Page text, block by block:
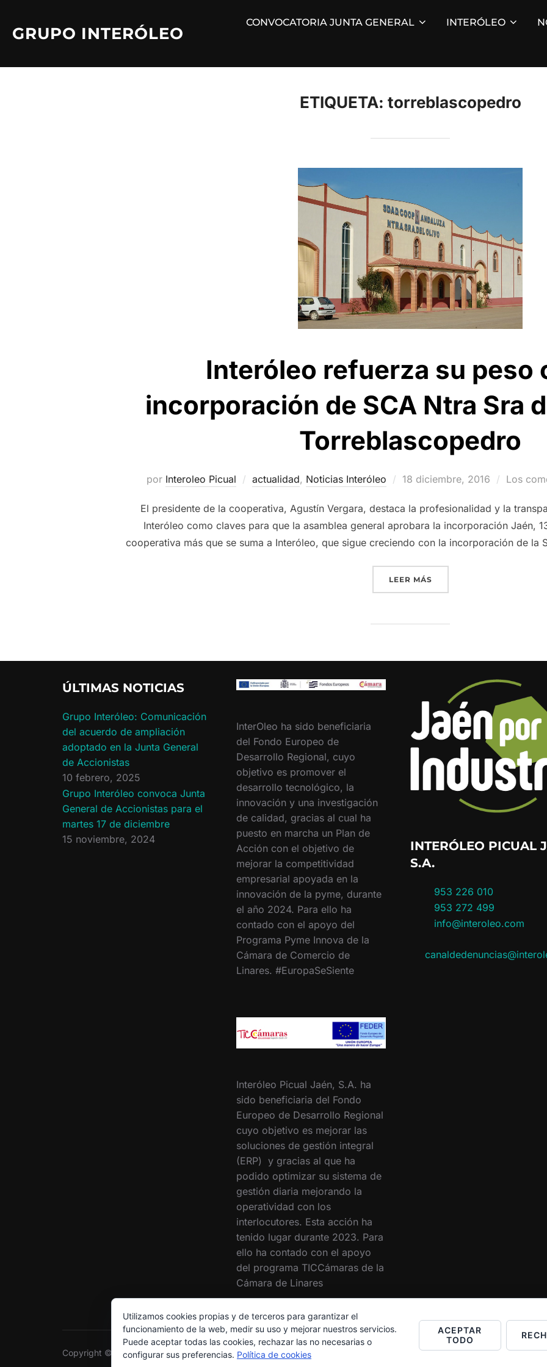
contenido
GRUPO INTERÓLEO
CONVOCATORIA JUNTA GENERAL INTERÓLEO
ETIQUETA: torreblascopedro
Interóleo refuerza su peso
incorporación de SCA Ntra Sra
Torreblascopedro
por Interoleo Picual actualidad, Noticias Interóleo
Publicado
18 diciembre, 2016 Los
El presidente de la cooperativa, Agustín Vergara, destaca la profesionalidad y la
Interóleo como claves para que la asamblea general aprobara la incorporación Jaén,
cooperativa más que se suma a Interóleo, que sigue creciendo con la incorporación de la
LEER MÁS«INTERÓLEO REFUERZA
ÚLTIMAS NOTICIAS
Grupo Interóleo: Comunicación
del acuerdo de ampliación
adoptado en la Junta General
de Accionistas
10 febrero, 2025
Grupo Interóleo convoca Junta
General de Accionistas para el
martes 17 de diciembre
15 noviembre, 2024
InterOleo ha sido beneficiaria
del Fondo Europeo de
Desarrollo Regional, cuyo
objetivo es promover el
desarrollo tecnológico, la
innovación y una investigación
de calidad, gracias al cual ha
puesto en marcha un Plan de
Acción con el objetivo de
mejorar la competitividad
empresarial apoyada en la
innovación de la pyme, durante
el año 2024. Para ello ha
contado con el apoyo del
Programa Pyme Innova de la
Cámara de Comercio de
Linares. #EuropaSeSiente
Interóleo Picual Jaén, S.A. ha
sido beneficiaria del Fondo
Europeo de Desarrollo Regional
cuyo objetivo es mejorar las
soluciones de gestión integral
(ERP) y gracias al que ha
podido optimizar su sistema de
gestión diaria mejorando la
operatividad con los
interlocutores. Esta acción ha
tenido lugar durante 2023. Para
ello ha contado con el apoyo
del programa TICCámaras de la
Cámara de Linares
INTERÓLEO PICUAL
S.A.
953 226 010
953 272 499
info@interoleo.com
Copyright © 2026 Grupo Interóleo
Utilizamos cookies propias y de terceros para garantizar el
funcionamiento de la web, medir su uso y mejorar nuestros servicios.
Puede aceptar todas las cookies, rechazar las no necesarias o
configurar sus preferencias. Política de cookies
ACEPTAR
TODO